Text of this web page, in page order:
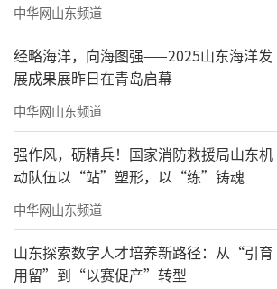
中华网山东频道
经略海洋，向海图强——2025山东海洋发
展成果展昨日在青岛启幕
中华网山东频道
强作风，砺精兵！国家消防救援局山东机
动队伍以“站”塑形，以“练”铸魂
中华网山东频道
山东探索数字人才培养新路径：从“引育
用留”到“以赛促产”转型